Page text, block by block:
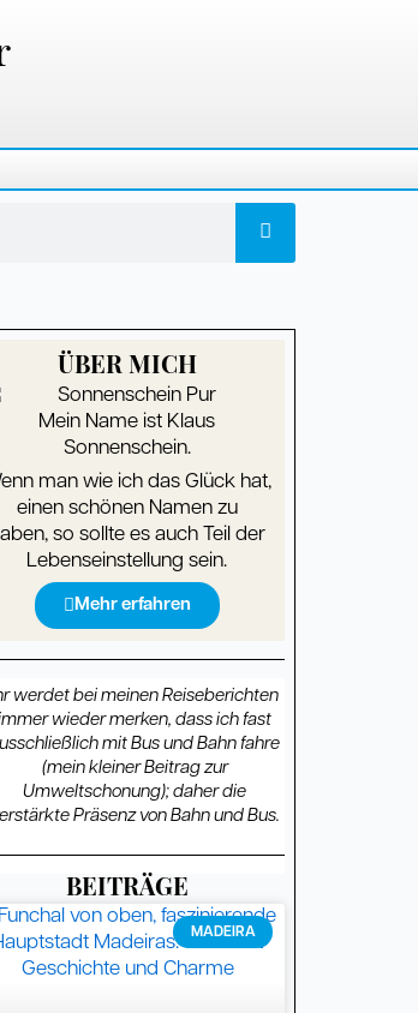
ÜBER MICH
Mein Name ist Klaus
Sonnenschein.
man wie ich das Glück hat,
einen schönen Namen zu
so sollte es auch Teil der
Lebenseinstellung sein.
Mehr erfahren
werdet bei meinen Reiseberichten
wieder merken, dass ich fast
mit Bus und Bahn fahre
(mein kleiner Beitrag zur
Umweltschonung); daher die
Präsenz von Bahn und Bus.
BEITRÄGE
MADEIRA
SeiteSeiteSeiteSeiteSeiteSeiteSeiteSeiteSeiteSeite
SeiteSeiteSeiteSeiteSeiteSeiteSeiteSeiteSeite
SeiteSeiteSeiteSeiteSeiteSeiteSeite
SeiteSeite